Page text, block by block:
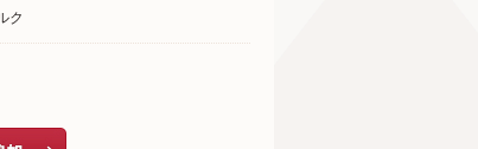
ク